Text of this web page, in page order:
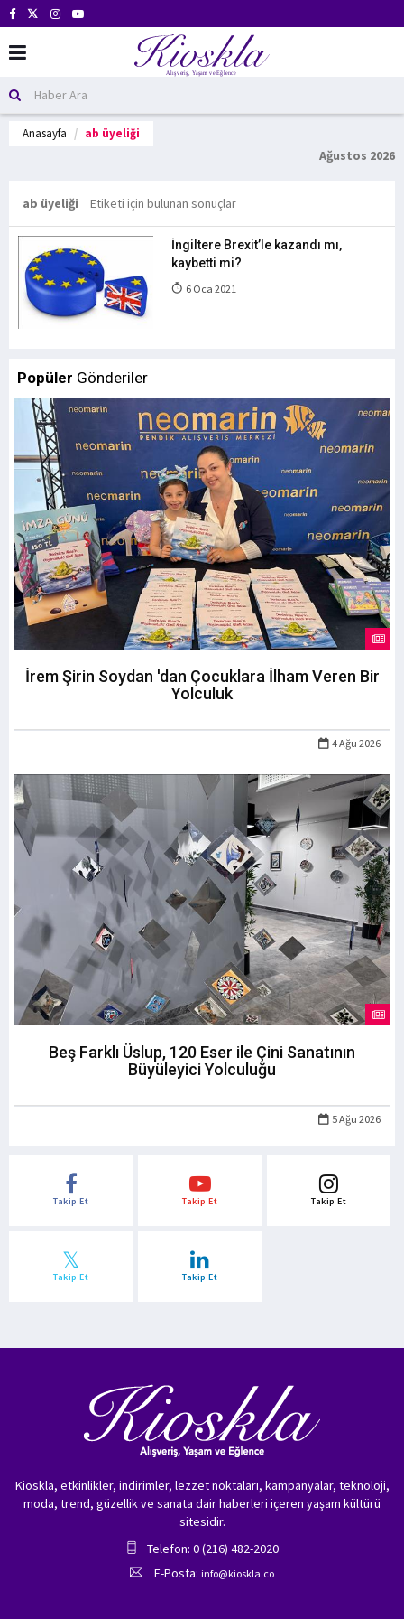
Anasayfa ab üyeliği
Ağustos 2026
ab üyeliği Etiketi için bulunan sonuçlar
İngiltere Brexit’le kazandı mı,
kaybetti mi?
6 Oca 2021
Popüler Gönderiler
İrem Şirin Soydan 'dan Çocuklara İlham Veren Bir
Yolculuk
4 Ağu 2026
Beş Farklı Üslup, 120 Eser ile Çini Sanatının
Büyüleyici Yolculuğu
5 Ağu 2026
Takip Et Takip Et Takip Et
Takip Et Takip Et
Kioskla, etkinlikler, indirimler, lezzet noktaları, kampanyalar, teknoloji,
moda, trend, güzellik ve sanata dair haberleri içeren yaşam kültürü
sitesidir.
Telefon: 0 (216) 482-2020
E-Posta: info@kioskla.co